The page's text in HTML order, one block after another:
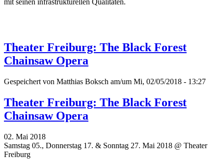
mit seinen infrastrukturellen Qualitäten.
Theater Freiburg: The Black Forest
Chainsaw Opera
Gespeichert von Matthias Boksch am/um Mi, 02/05/2018 - 13:27
Theater Freiburg: The Black Forest
Chainsaw Opera
02. Mai 2018
Samstag 05., Donnerstag 17. & Sonntag 27. Mai 2018 @ Theater
Freiburg